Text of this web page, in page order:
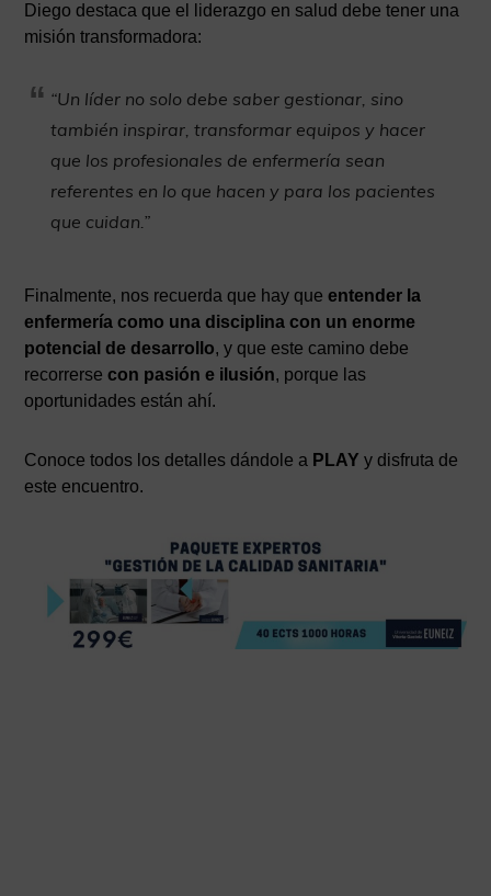
Diego destaca que el liderazgo en salud debe tener una
misión transformadora:
“Un líder no solo debe saber gestionar, sino
también inspirar, transformar equipos y hacer
que los profesionales de enfermería sean
referentes en lo que hacen y para los pacientes
que cuidan.”
Finalmente, nos recuerda que hay queentender la
enfermería como una disciplina con un enorme
potencial de desarrollo, y que este camino debe
recorrersecon pasión e ilusión, porque las
oportunidades están ahí.
Conoce todos los detalles dándole a PLAY y disfruta de
este encuentro.